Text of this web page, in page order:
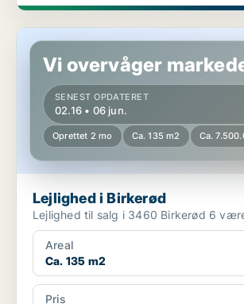
Lejlighed i Birkerød
Vi overvåger
SENEST OPDATERET
02.16 • 06 jun.
Oprettet 2 mo Ca. 135 m2 Ca.
Lejlighed i Birkerød
Lejlighed til salg i 3460
Areal
Ca. 135 m2
Pris